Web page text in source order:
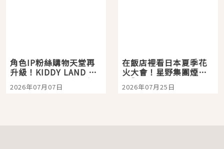
角色IP粉絲購物天堂再
升級！KIDDY LAND 原
宿店吉伊卡哇迎客，新
開幕 OMOKADO 店3分
2026年07月07日
在飯店裡看日本夏季花
火大會！星野集團煙火
景觀飯店6選，讓你不用
人擠人悠閒欣賞
2026年07月25日